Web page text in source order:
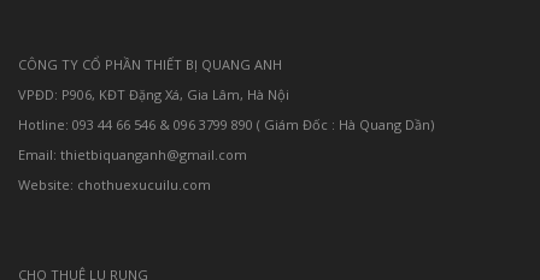
CÔNG TY CỔ PHẦN THIẾT BỊ QUANG ANH
VPĐD: P906, KĐT Đặng Xá, Gia Lâm, Hà Nội
Hotline: 093 44 66 546 & 096 3799 890 ( Giám Đốc : Hà Quang Dần)
Email: thietbiquanganh@gmail.com
Website: chothuexucuilu.com
CHO THUÊ LU RUNG